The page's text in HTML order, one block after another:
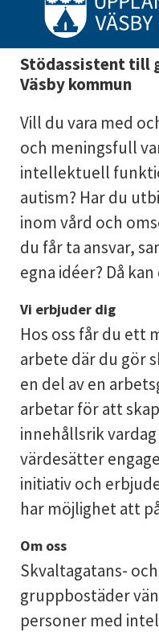
Stödassistent till
Väsby kommun
Vill du vara med
och meningsfull
intellektuell
autism? Har du
inom vård och
du får ta ansvar,
egna idéer? Då
Vi erbjuder dig
Hos oss får du ett
arbete där du gör
en del av en
arbetar för att
innehållsrik
värdesätter
initiativ och
har möjlighet att
Om oss
Skvaltagatans-
gruppbostäder
personer med